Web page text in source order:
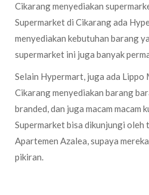
Cikarang menyediakan
Supermarket di Cikarang ada
menyediakan kebutuhan barang
supermarket ini juga banyak
Selain Hypermart, juga ada
Cikarang menyediakan barang
branded, dan juga macam macam
Supermarket bisa dikunjungi oleh
Apartemen Azalea, supaya
pikiran.